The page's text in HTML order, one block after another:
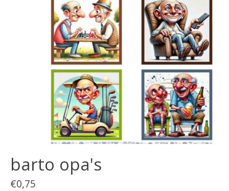
barto opa's
€0,75